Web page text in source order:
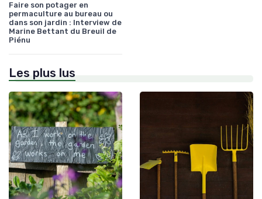
Faire son potager en
permaculture au bureau ou
dans son jardin : Interview de
Marine Bettant du Breuil de
Piénu
Les plus lus